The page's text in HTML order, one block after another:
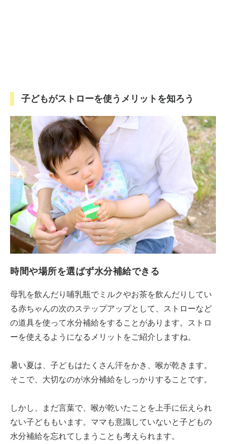
子どもがストローを使うメリットを知ろう
時間や場所を選ばず水分補給できる
母乳を飲んだり哺乳瓶でミルクやお茶を飲んだりしてい
る赤ちゃんの次のステップアップとして、ストローなど
の道具を使って水分補給をすることがあります。ストロ
ーを使えるようになるメリットをご紹介しますね。
暑い夏は、子どもはたくさん汗をかき、喉が乾きます。
そこで、大切なのが水分補給をしっかりすることです。
しかし、まだ言葉で、喉が乾いたことを上手に伝えられ
ない子どももいます。ママも意識していないと子どもの
水分補給を忘れてしまうことも考えられます。